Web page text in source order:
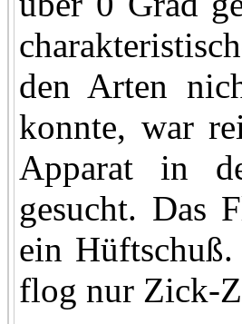
den Arten
konnte, war
Apparat in
gesucht. Das
ein
flog nur Zick-